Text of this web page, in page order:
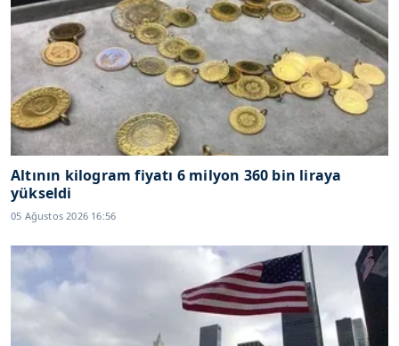
Altının kilogram fiyatı 6 milyon 360 bin liraya
yükseldi
05 Ağustos 2026 16:56